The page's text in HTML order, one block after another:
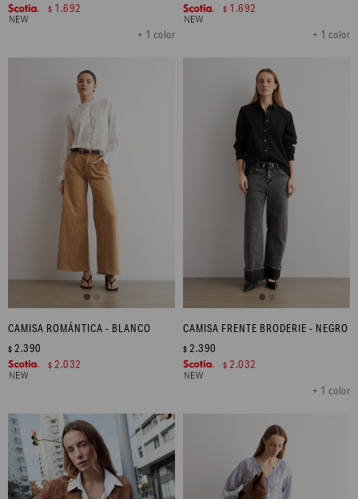
+ 1 color
$ 1.692
+ 1 color
$ 1.692
CAMISA ROMÁNTICA - BLANCO
$ 2.390
$ 2.032
CAMISA FRENTE BRODERIE - NEGRO
+ 1 color
$ 2.390
$ 2.032